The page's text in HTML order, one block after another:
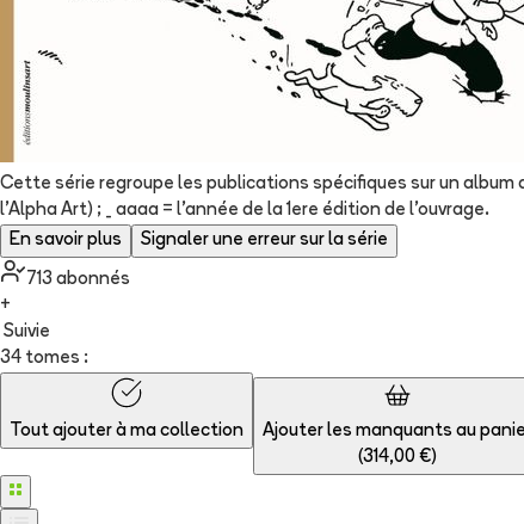
Cette série regroupe les publications spécifiques sur un album
l'Alpha Art) ; _ aaaa = l'année de la 1ere édition de l'ouvrage.
En savoir plus
Signaler une erreur sur la série
713 abonnés
+
Suivie
34 tomes :
Tout ajouter à ma collection
Ajouter les manquants au
(314,00 €)